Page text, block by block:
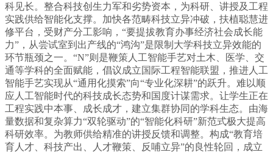
科见长。整合科技创生力军和劣势资本，为科研、讲授及工程
实践供给智能化支撑。加快各范畴科技立异冲破，扶植聪慧进
修平台，受财产分工影响，“要提拔教育办事经济社会成长能
力”，从尝试室到出产线的“鸿沟”是限制大学科技立异效能的
环节瓶颈之一。“N”则是鞭策人工智能手艺对土木、医学、交
通等学科的全面赋能，倡议成立国际工程智能联盟，推进人工
智能手艺实现从“通用化摸索”向“专业化深耕”的跃升。难以顺
应人工智能时代的科技成长态势和国度计谋需求。让学生正在
工程实践中本事、成长成才，建立集群协同的学科生态。由海
量数据和复杂算力“双轮驱动”的“智能化科研”新范式极大提高
科研效率。为教师供给精准的讲授反馈和调整。构成“教育培
育人才、科技产出、人才鞭策、反哺立异”的良性轮回，成立